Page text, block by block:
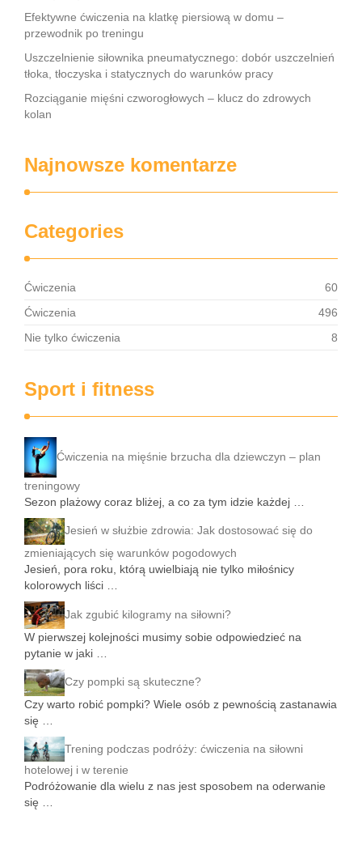
Efektywne ćwiczenia na klatkę piersiową w domu –
przewodnik po treningu
Uszczelnienie siłownika pneumatycznego: dobór uszczelnień
tłoka, tłoczyska i statycznych do warunków pracy
Rozciąganie mięśni czworogłowych – klucz do zdrowych
kolan
Najnowsze komentarze
Categories
Ćwiczenia
60
Ćwiczenia
496
Nie tylko ćwiczenia
8
Sport i fitness
Ćwiczenia na mięśnie brzucha dla dziewczyn – plan
treningowy
Sezon plażowy coraz bliżej, a co za tym idzie każdej …
Jesień w służbie zdrowia: Jak dostosować się do
zmieniających się warunków pogodowych
Jesień, pora roku, którą uwielbiają nie tylko miłośnicy
kolorowych liści …
Jak zgubić kilogramy na siłowni?
W pierwszej kolejności musimy sobie odpowiedzieć na
pytanie w jaki …
Czy pompki są skuteczne?
Czy warto robić pompki? Wiele osób z pewnością zastanawia
się …
Trening podczas podróży: ćwiczenia na siłowni
hotelowej i w terenie
Podróżowanie dla wielu z nas jest sposobem na oderwanie
się …